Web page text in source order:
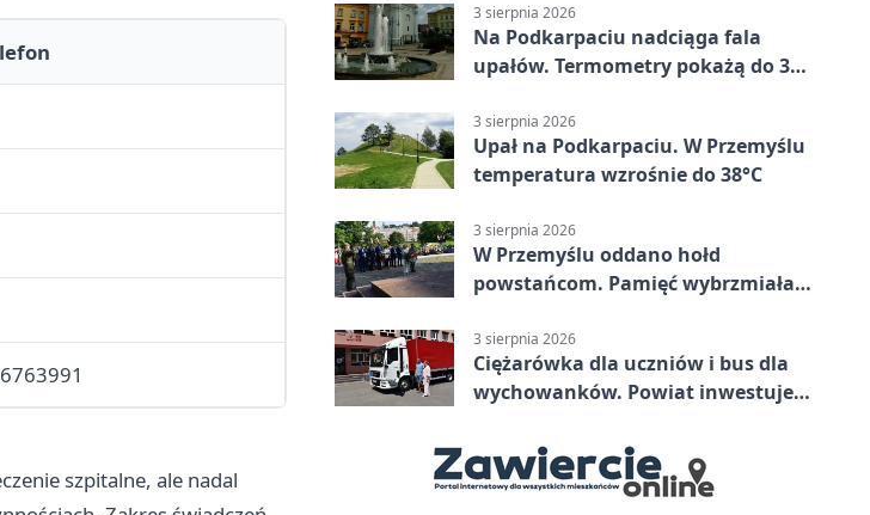
szpitalne, ale nadal
3 sierpnia 2026
Na Podkarpaciu nadciąga fala
upałów. Termometry pokażą do 36
3 sierpnia 2026
Upał na Podkarpaciu. W Przemyślu
temperatura wzrośnie do 38°C
3 sierpnia 2026
W Przemyślu oddano hołd
powstańcom. Pamięć wybrzmiała
3 sierpnia 2026
Ciężarówka dla uczniów i bus dla
wychowanków. Powiat inwestuje